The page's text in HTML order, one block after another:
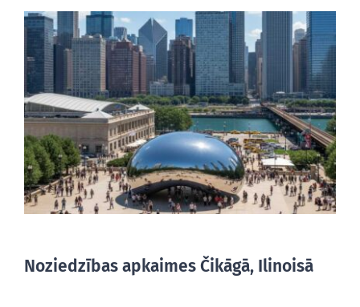
BLOGS
Noziedzības apkaimes Čikāgā, Ilinoisā